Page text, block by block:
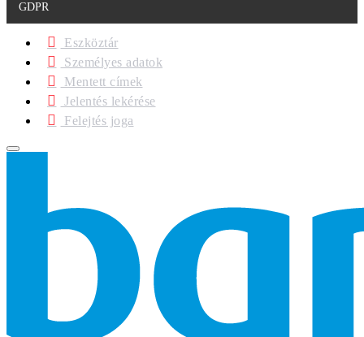
GDPR
Eszköztár
Személyes adatok
Mentett címek
Jelentés lekérése
Felejtés joga